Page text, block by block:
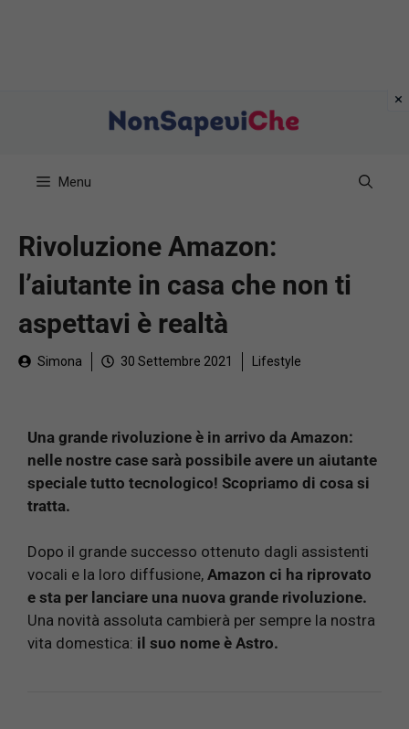
Menu
Rivoluzione Amazon:
l’aiutante in casa che non ti
aspettavi è realtà
Simona 30 Settembre 2021 Lifestyle
Una grande rivoluzione è in arrivo da Amazon:
nelle nostre case sarà possibile avere un aiutante
speciale tutto tecnologico! Scopriamo di cosa si
tratta.
Dopo il grande successo ottenuto dagli assistenti
vocali e la loro diffusione, Amazon ci ha riprovato
e sta per lanciare una nuova grande rivoluzione.
Una novità assoluta cambierà per sempre la nostra
vita domestica: il suo nome è Astro.